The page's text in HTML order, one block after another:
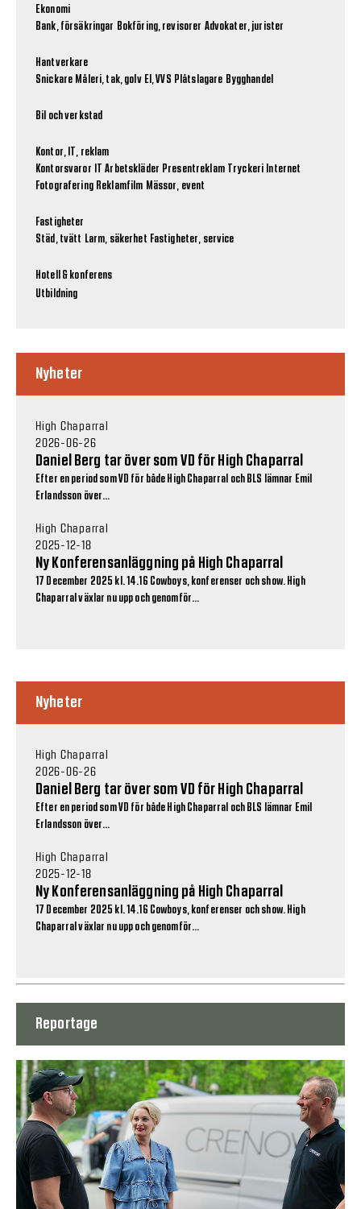
Ekonomi
Bank, försäkringar Bokföring, revisorer Advokater, jurister
Hantverkare
Snickare Måleri, tak, golv El, VVS Plåtslagare Bygghandel
Bil och verkstad
Kontor, IT, reklam
Kontorsvaror IT Arbetskläder Presentreklam Tryckeri Internet
Fotografering Reklamfilm Mässor, event
Fastigheter
Städ, tvätt Larm, säkerhet Fastigheter, service
Hotell & konferens
Utbildning
Nyheter
High Chaparral
2026-06-26
Daniel Berg tar över som VD för High Chaparral
Efter en period som VD för både High Chaparral och BLS lämnar Emil
Erlandsson över...
High Chaparral
2025-12-18
Ny Konferensanläggning på High Chaparral
17 December 2025 kl. 14.16 Cowboys, konferenser och show. High
Chaparral växlar nu upp och genomför...
Nyheter
High Chaparral
2026-06-26
Daniel Berg tar över som VD för High Chaparral
Efter en period som VD för både High Chaparral och BLS lämnar Emil
Erlandsson över...
High Chaparral
2025-12-18
Ny Konferensanläggning på High Chaparral
17 December 2025 kl. 14.16 Cowboys, konferenser och show. High
Chaparral växlar nu upp och genomför...
Reportage